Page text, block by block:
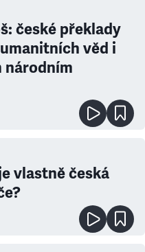
české překlady
věd i
národním
vlastně česká